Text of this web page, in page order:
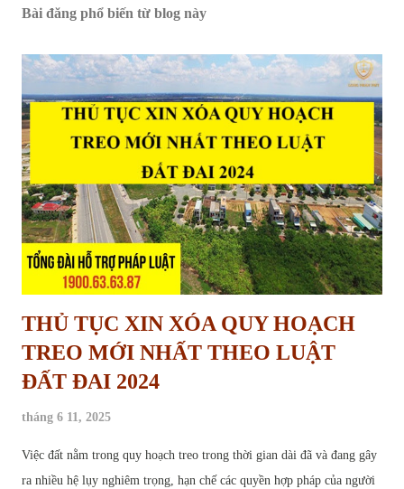
Bài đăng phổ biến từ blog này
THỦ TỤC XIN XÓA QUY HOẠCH
TREO MỚI NHẤT THEO LUẬT
ĐẤT ĐAI 2024
tháng 6 11, 2025
Việc đất nằm trong quy hoạch treo trong thời gian dài đã và đang gây
ra nhiều hệ lụy nghiêm trọng, hạn chế các quyền hợp pháp của người